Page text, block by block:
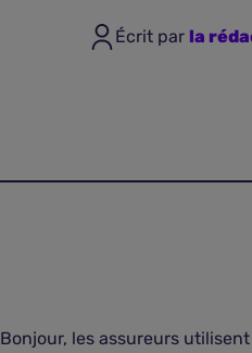
Écrit par la
Bonjour, les assureurs